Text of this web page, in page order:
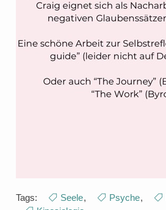
Tags: Seele, Psyche,